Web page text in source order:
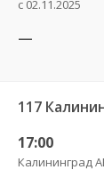
с 02.11.2025
—
117
17:00
Калининград